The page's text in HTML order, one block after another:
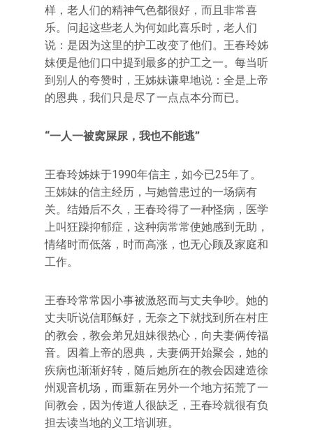
样，老人们的精神气色都很好，而且非常喜
乐。问起这些老人为何如此喜乐时，老人们
说：是因为这里的护工改变了他们。王春玲姊
妹便是他们口中提到最多的护工之一。每当听
到别人的夸赞时，王姊妹谦卑地说：全是上帝
的恩典，我们只是尽了一点点本分而已。
“一人一被窝屎尿，我也不能逃”
王春玲姊妹于1990年信主，如今已25年了。
王姊妹的信主经历，与她曾患过的一场病有
关。结婚后不久，王春玲得了一种怪病，医学
上叫狂躁抑郁症，这种病常常使她感到无助，
情绪时而低落，时而高涨，也无心顾及家庭和
工作。
王春玲常常因小事被激怒而与丈夫争吵。她的
丈夫听说信耶稣好，无奈之下就找到所在村庄
的教会，教会弟兄姐妹很热心，向夫妻俩传福
音。因着上帝的恩典，夫妻俩开始聚会，她的
疾病也渐渐好转，随后她所在的教会因建造徐
州观音机场，而重新在另外一个地方拓荒了一
间教会，因为传道人很缺乏，王春玲就很有负
担去读当地的义工培训班。